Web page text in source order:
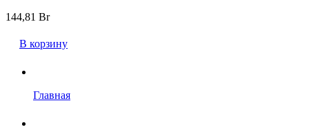
144,81 Br
В корзину
Главная